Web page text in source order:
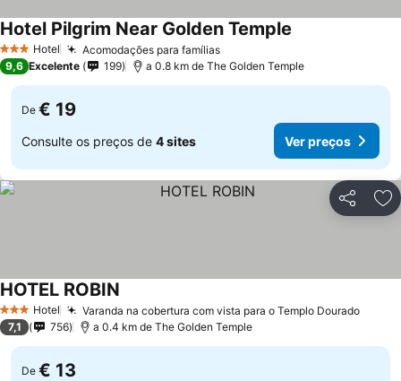
3 EstrelasHotel Acomodações para famíliasVer preços
Hotel Pilgrim Near Golden Temple
9,6 Excelente 199 a 0.8 km de The Golden Temple
De € 19
Consulte os preços de 4 sites Ver preços
Partilhar
3 EstrelasHotel Varanda na cobertura com vista para o Templo DouradoVer
HOTEL ROBIN
7,1 756 a 0.4 km de The Golden Temple
De € 13